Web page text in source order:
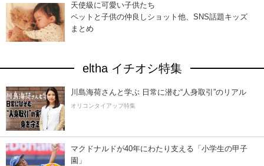
天使級に可愛い子供たち
ペットと子供の仲良しショット他、SNS話題キッズ
まとめ
eltha イチオシ特集
川島海荷さんと学ぶ 日常に潜む“人身取引”のリアル
オリコンタイアップ特集
マクドナルドが40年にわたり支える「小学生の甲子
園」